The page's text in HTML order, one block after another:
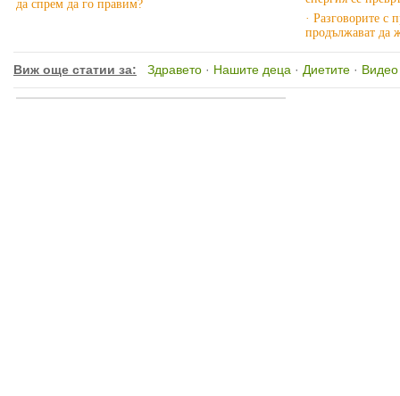
да спрем да го правим?
· Разговорите с
продължават да
Виж още статии за: Здравето · Нашите деца · Диетите · Видео